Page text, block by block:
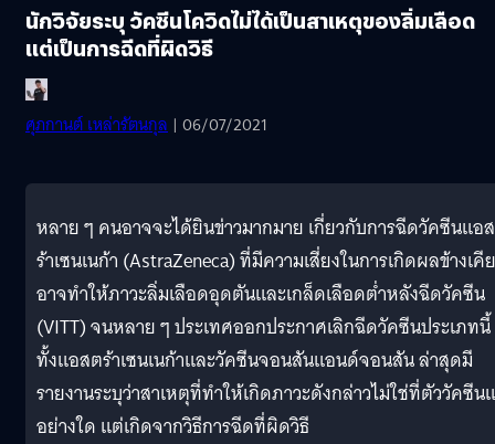
นักวิจัยระบุ วัคซีนโควิดไม่ได้เป็นสาเหตุของลิ่มเลือด
แต่เป็นการฉีดที่ผิดวิธี
ศุภกานต์ เหล่ารัตนกุล | 06/07/2021
หลาย ๆ คนอาจจะได้ยินข่าวมากมาย เกี่ยวกับการฉีดวัคซีนแอ
ร้าเซนเนก้า (AstraZeneca) ที่มีความเสี่ยงในการเกิดผลข้างเคี
อาจทำให้ภาวะลิ่มเลือดอุดตันและเกล็ดเลือดต่ำหลังฉีดวัคซีน
(VITT) จนหลาย ๆ ประเทศออกประกาศเลิกฉีดวัคซีนประเภทนี้
ทั้งแอสตร้าเซนเนก้าและวัคซีนจอนสันแอนด์จอนสัน ล่าสุดมี
รายงานระบุว่าสาเหตุที่ทำให้เกิดภาวะดังกล่าวไม่ใช่ที่ตัววัคซีน
อย่างใด แต่เกิดจากวิธีการฉีดที่ผิดวิธี